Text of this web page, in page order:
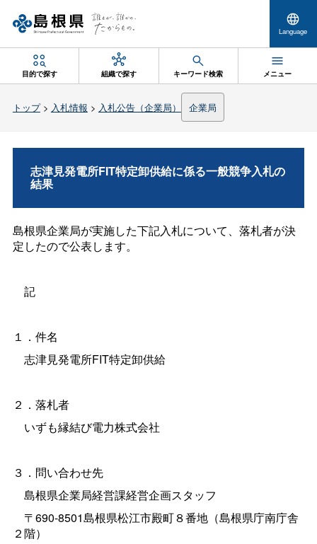
Language
目的で探す 組織で探す キーワード検索 メニュー
トップ> 入札情報 > 入札公告（企業局） 企業局
志津見発電所FIT特定卸供給に係る一般競争入札の
結果
島根県企業局が実施した下記入札について、落札者が決
定したので公表します。
記
１．件名
志津見発電所FIT特定卸供給
２．落札者
いずも縁結び電力株式会社
３．問い合わせ先
島根県企業局経営課経営企画スタッフ
〒690-8501島根県松江市殿町８番地（島根県庁南庁舎
２階）